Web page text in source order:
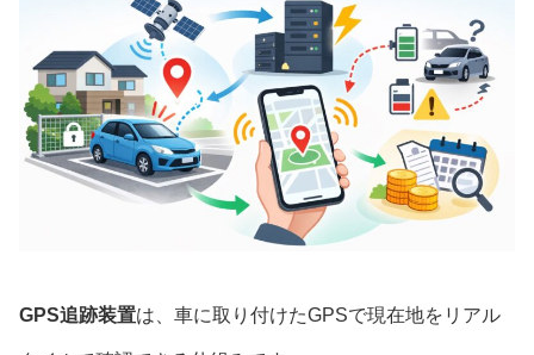
GPS追跡装置は、車に取り付けたGPSで現在地をリアル